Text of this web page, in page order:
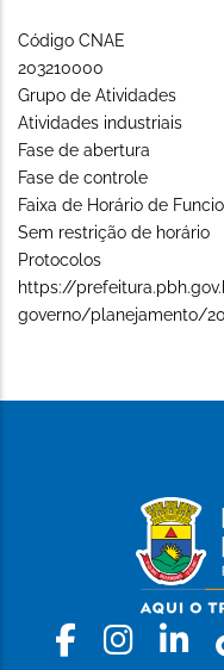
Código CNAE
203210000
Grupo de Atividades
Atividades industriais
Fase de abertura
Fase de controle
Faixa de Horário de
Sem restrição de horário
Protocolos
https://
governo/planejamento/